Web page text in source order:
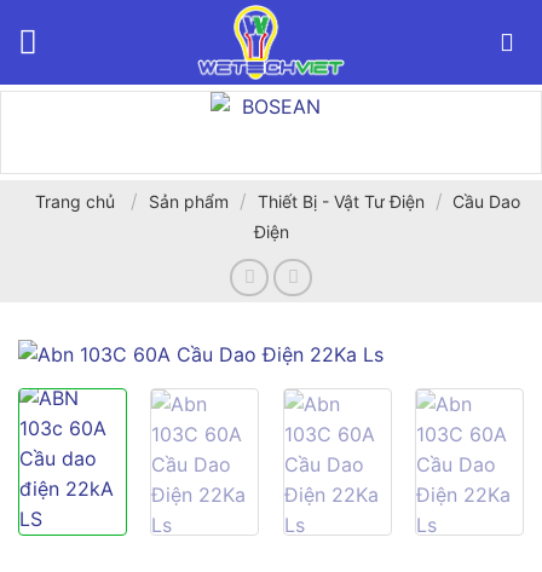
Trang chủ / Sản phẩm / Thiết Bị - Vật Tư Điện / Cầu Dao
Điện